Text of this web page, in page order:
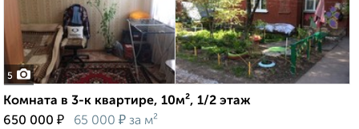
5
Комната в 3-к квартире, 10м², 1/2 этаж
650 000 ₽ 65 000 ₽ за м²